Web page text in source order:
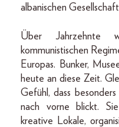
albanischen
Über Jahrzehnte
kommunistischen
Europas. Bunker,
heute an diese Zeit.
Gefühl, dass
nach vorne blickt.
kreative Lokale,